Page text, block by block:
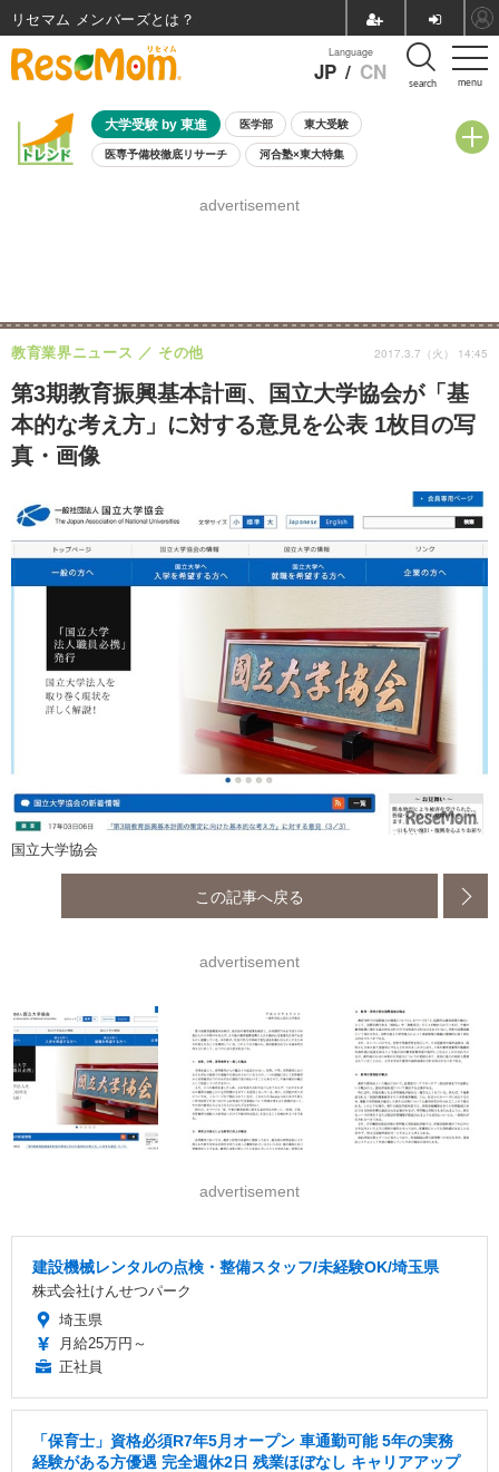
menu
Language
JP / CN search
大学受験 by 東進 医学部 東大受験
医専予備校徹底リサーチ 河合塾×東大特集
8月開催学校説明会・相談会
advertisement
第3期教育振興基本計画、国立大学協会が「基
本的な考え方」に対する意見を公表 1枚目の写
真・画像
教育業界ニュース その他 2017.3.7（火） 14:45
国立大学協会
この記事へ戻る
advertisement
advertisement
建設機械レンタルの点検・整備スタッフ/未経験OK/埼玉県
株式会社けんせつパーク
埼玉県
月給25万円～
正社員
「保育士」資格必須R7年5月オープン 車通勤可能 5年の実務
経験がある方優遇 完全週休2日 残業ほぼなし キャリアアップ
リセマム メンバーズ